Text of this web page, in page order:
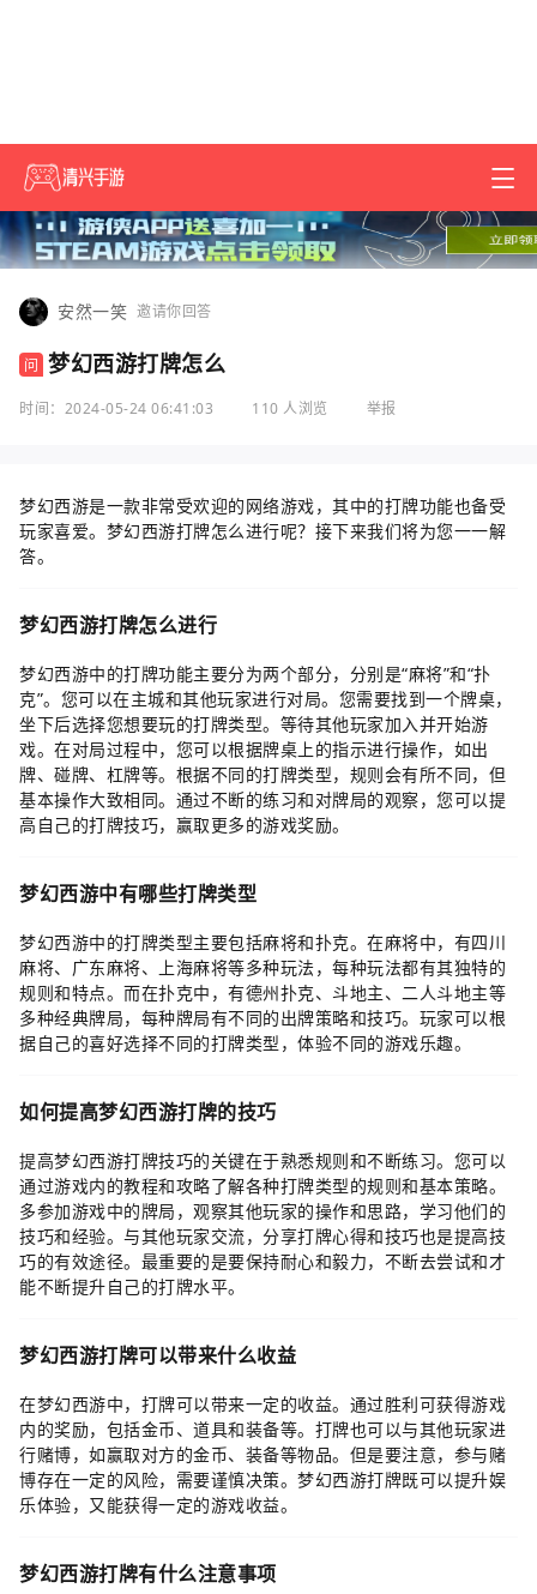
安然一笑 邀请你回答
问 梦幻西游打牌怎么
时间：2024-05-24 06:41:03 110 人浏览 举报
梦幻西游是一款非常受欢迎的网络游戏，其中的打牌功能也备受
玩家喜爱。梦幻西游打牌怎么进行呢？接下来我们将为您一一解
答。
梦幻西游打牌怎么进行
梦幻西游中的打牌功能主要分为两个部分，分别是“麻将”和“扑
克”。您可以在主城和其他玩家进行对局。您需要找到一个牌桌，
坐下后选择您想要玩的打牌类型。等待其他玩家加入并开始游
戏。在对局过程中，您可以根据牌桌上的指示进行操作，如出
牌、碰牌、杠牌等。根据不同的打牌类型，规则会有所不同，但
基本操作大致相同。通过不断的练习和对牌局的观察，您可以提
高自己的打牌技巧，赢取更多的游戏奖励。
梦幻西游中有哪些打牌类型
梦幻西游中的打牌类型主要包括麻将和扑克。在麻将中，有四川
麻将、广东麻将、上海麻将等多种玩法，每种玩法都有其独特的
规则和特点。而在扑克中，有德州扑克、斗地主、二人斗地主等
多种经典牌局，每种牌局有不同的出牌策略和技巧。玩家可以根
据自己的喜好选择不同的打牌类型，体验不同的游戏乐趣。
如何提高梦幻西游打牌的技巧
提高梦幻西游打牌技巧的关键在于熟悉规则和不断练习。您可以
通过游戏内的教程和攻略了解各种打牌类型的规则和基本策略。
多参加游戏中的牌局，观察其他玩家的操作和思路，学习他们的
技巧和经验。与其他玩家交流，分享打牌心得和技巧也是提高技
巧的有效途径。最重要的是要保持耐心和毅力，不断去尝试和才
能不断提升自己的打牌水平。
梦幻西游打牌可以带来什么收益
在梦幻西游中，打牌可以带来一定的收益。通过胜利可获得游戏
内的奖励，包括金币、道具和装备等。打牌也可以与其他玩家进
行赌博，如赢取对方的金币、装备等物品。但是要注意，参与赌
博存在一定的风险，需要谨慎决策。梦幻西游打牌既可以提升娱
乐体验，又能获得一定的游戏收益。
梦幻西游打牌有什么注意事项